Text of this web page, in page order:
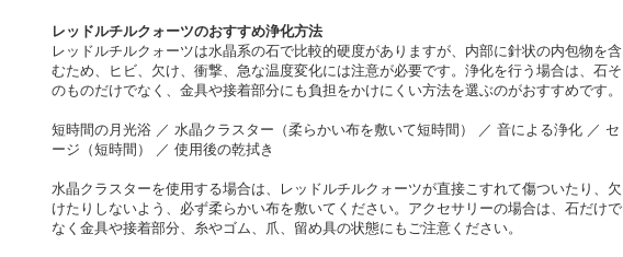
レッドルチルクォーツのおすすめ浄化方法
レッドルチルクォーツは水晶系の石で比較的硬度がありますが、内部に針状の内包物を含
むため、ヒビ、欠け、衝撃、急な温度変化には注意が必要です。浄化を行う場合は、石そ
のものだけでなく、金具や接着部分にも負担をかけにくい方法を選ぶのがおすすめです。
短時間の月光浴 ／ 水晶クラスター（柔らかい布を敷いて短時間） ／ 音による浄化 ／ セ
ージ（短時間） ／ 使用後の乾拭き
水晶クラスターを使用する場合は、レッドルチルクォーツが直接こすれて傷ついたり、欠
けたりしないよう、必ず柔らかい布を敷いてください。アクセサリーの場合は、石だけで
なく金具や接着部分、糸やゴム、爪、留め具の状態にもご注意ください。